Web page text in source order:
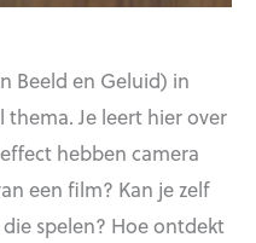
Beeld en Geluid) in
Je leert hier over
hebben camera
een film? Kan je zelf
spelen? Hoe ontdekt